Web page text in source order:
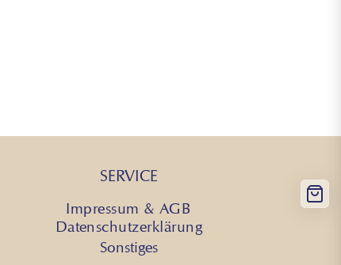
SERVICE
Impressum & AGB
Datenschutzerklärung
Sonstiges